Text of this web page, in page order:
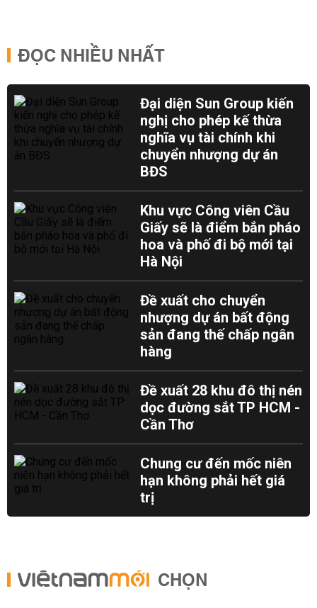
ĐỌC NHIỀU NHẤT
Đại diện Sun Group kiến
nghị cho phép kế thừa
nghĩa vụ tài chính khi
chuyển nhượng dự án
BĐS
Khu vực Công viên Cầu
Giấy sẽ là điểm bắn pháo
hoa và phố đi bộ mới tại
Hà Nội
Đề xuất cho chuyển
nhượng dự án bất động
sản đang thế chấp ngân
hàng
Đề xuất 28 khu đô thị nén
dọc đường sắt TP HCM -
Cần Thơ
Chung cư đến mốc niên
hạn không phải hết giá
trị
CHỌN